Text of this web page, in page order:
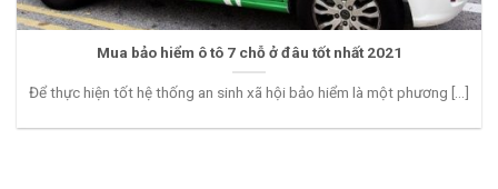
Mua bảo hiểm ô tô 7 chỗ ở đâu tốt nhất 2021
Để thực hiện tốt hệ thống an sinh xã hội bảo hiểm là một phương [...]